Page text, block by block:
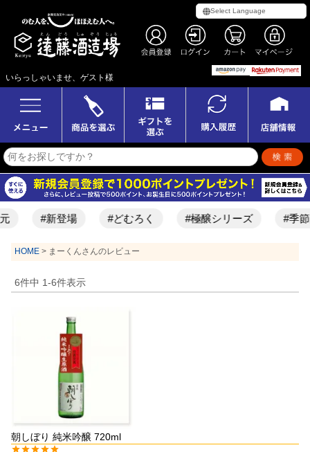
いらっしゃいませ、ゲスト様
#新登場 #どむろく #極醸シリーズ #季節
HOME まーくんさんのレビュー
6件中 1-6件表示
朝しぼり 純米吟醸 720ml